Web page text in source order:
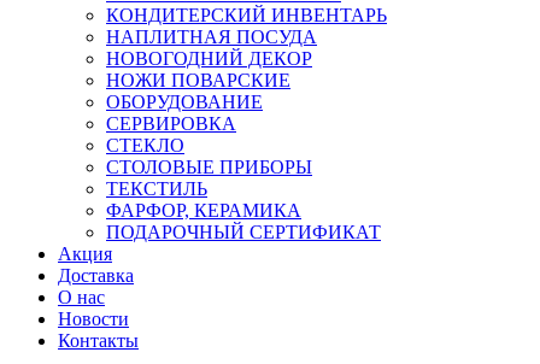
КОНДИТЕРСКИЙ ИНВЕНТАРЬ
НАПЛИТНАЯ ПОСУДА
НОВОГОДНИЙ ДЕКОР
НОЖИ ПОВАРСКИЕ
ОБОРУДОВАНИЕ
СЕРВИРОВКА
СТЕКЛО
СТОЛОВЫЕ ПРИБОРЫ
ТЕКСТИЛЬ
ФАРФОР, КЕРАМИКА
ПОДАРОЧНЫЙ СЕРТИФИКАТ
Акция
Доставка
О нас
Новости
Контакты